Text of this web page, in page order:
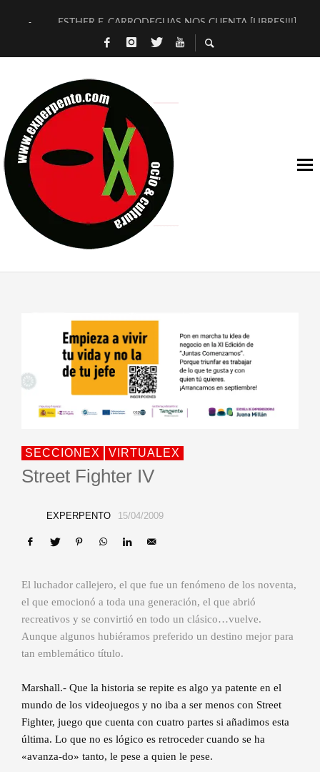
ESTHER F. CARRODEGUAS NOS CUENTA [LIBRES!!!]
[TERRA DE GUAPES] DE SANDRA MONFORT
TIMBRE 4, LA ESCUELA DEL DIRECTOR TEATRAL CLAUDIO
30 AÑOS (NO ES NADA) DE LA KATARSIS DEL TOMATAZO
MILITARES JUDÍAS EN #EXVITA
D’BALDOMEROS REINVENTAN [BITÁCORA 3.0] EN EXVITA
MARSHALL FLASH PRESENTA EN EXVITA [RELATIVA
JOFRE BARDAGÍ EN EXVITA INTERPRETANDO A SERRAT
SECCIONEX VIRTUALEX
Street Fighter IV
EXPERPENTO 15/04/2009
El luchador callejero, el que fue un fenómeno de los noventa,
el que emocionó a toda una generación, el que abrió
recreativos y se convirtió en todo un clásico…vuelve.
Aunque algunos hubiéramos preferido un destino mejor para
tan emblemático título.
Marshall.- Que la historia se repite es algo ya patente en el
mundo de los videojuegos y no iba a ser menos con Street
Fighter, juego que cuenta con cuatro partes si añadimos esta
última. Lo que no es lógico es retroceder cuando se ha
«avanza-do» tanto, le pese a quien le pese.